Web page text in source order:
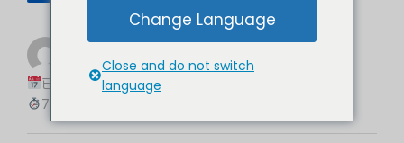
诺胜
牙科设备专家
已更新：2025-12-08
7 分钟阅读
Change Language
Close and do not switch
language